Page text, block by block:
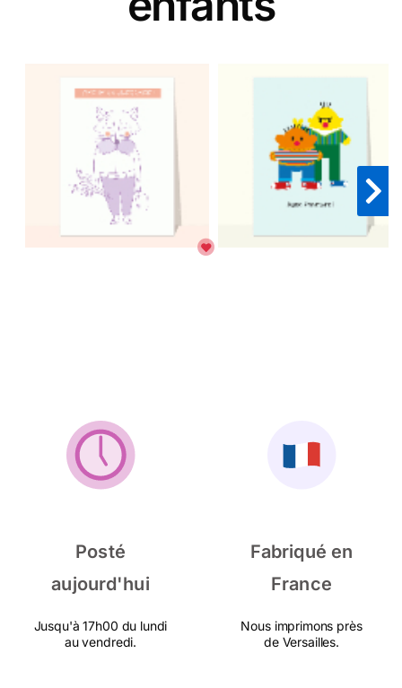
Posté
aujourd'hui
Jusqu'à 17h00 du lundi
au vendredi.
Fabriqué en
France
Nous imprimons près
de Versailles.